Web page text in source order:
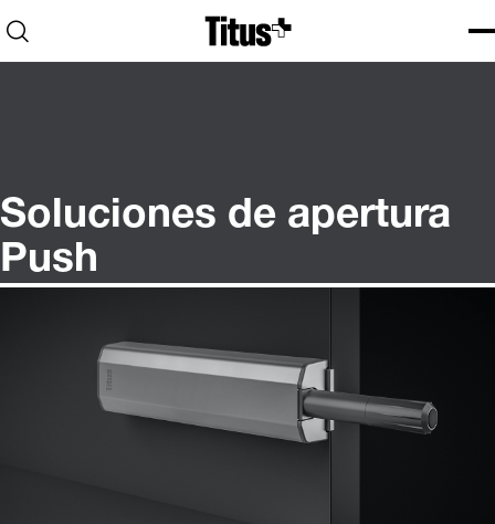
Home
Open search
Soluciones de apertura
Push